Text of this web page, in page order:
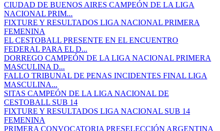
CIUDAD DE BUENOS AIRES CAMPEÓN DE LA LIGA
NACIONAL PRIM...
FIXTURE Y RESULTADOS LIGA NACIONAL PRIMERA
FEMENINA
EL CESTOBALL PRESENTE EN EL ENCUENTRO
FEDERAL PARA EL D...
DORREGO CAMPEÓN DE LA LIGA NACIONAL PRIMERA
MASCULINA D...
FALLO TRIBUNAL DE PENAS INCIDENTES FINAL LIGA
MASCULINA...
SITAS CAMPEÓN DE LA LIGA NACIONAL DE
CESTOBALL SUB 14
FIXTURE Y RESULTADOS LIGA NACIONAL SUB 14
FEMENINA
PRIMERA CONVOCATORIA PRESELECCIÓN ARGENTINA